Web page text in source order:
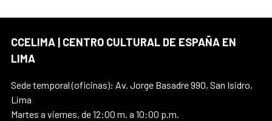
CCELIMA | CENTRO CULTURAL DE ESPAÑA EN
LIMA
Sede temporal (oficinas): Av. Jorge Basadre 990, San Isidro,
Lima
Martes a viernes, de 12:00 m. a 10:00 p.m.